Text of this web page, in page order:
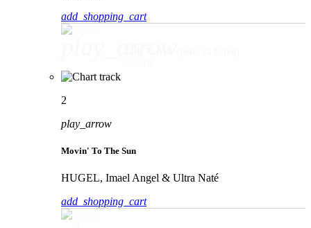
add_shopping_cart
2
play_arrow
Movin' To The Sun
HUGEL, Imael Angel & Ultra Naté
add_shopping_cart